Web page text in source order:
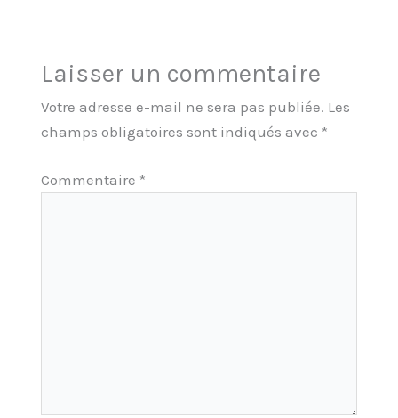
Laisser un commentaire
Votre adresse e-mail ne sera pas publiée. Les
champs obligatoires sont indiqués avec *
Commentaire *